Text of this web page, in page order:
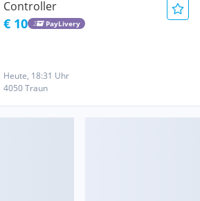
Controller
€ 10 PayLivery
Heute, 18:31 Uhr
4050 Traun